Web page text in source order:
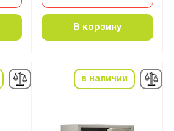
В корзину
в наличии